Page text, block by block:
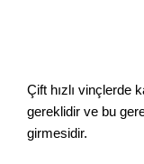
Çift hızlı vinçlerde
gereklidir ve bu
girmesidir.